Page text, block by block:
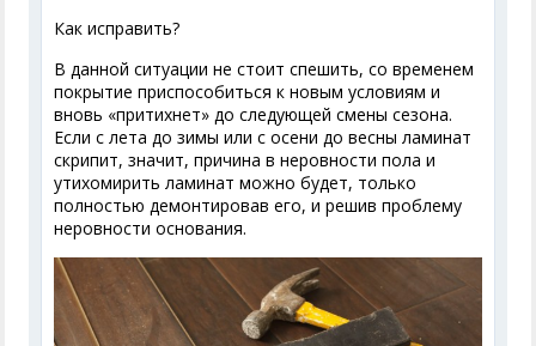
Как исправить?
В данной ситуации не стоит спешить, со временем
покрытие приспособиться к новым условиям и
вновь «притихнет» до следующей смены сезона.
Если с лета до зимы или с осени до весны ламинат
скрипит, значит, причина в неровности пола и
утихомирить ламинат можно будет, только
полностью демонтировав его, и решив проблему
неровности основания.